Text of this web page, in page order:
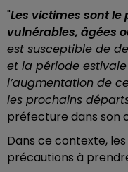
"Les victimes sont
vulnérables, âgées
est susceptible de
et la période
l’augmentation de
les prochains
préfecture dans son
Dans ce contexte,
précautions à